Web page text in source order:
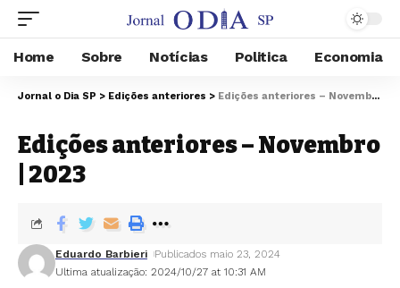
Home Sobre Notícias Politica Economia
Jornal o Dia SP > Edições anteriores > Edições anteriores – Novembro | 2023
Edições anteriores – Novembro
| 2023
Ultima atualização: 2024/10/27 at 10:31 AM
Eduardo Barbieri Publicados maio 23, 2024